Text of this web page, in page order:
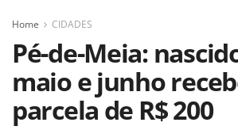
Home CIDADES
Pé-de-Meia:
maio e junho
parcela de R$ 200